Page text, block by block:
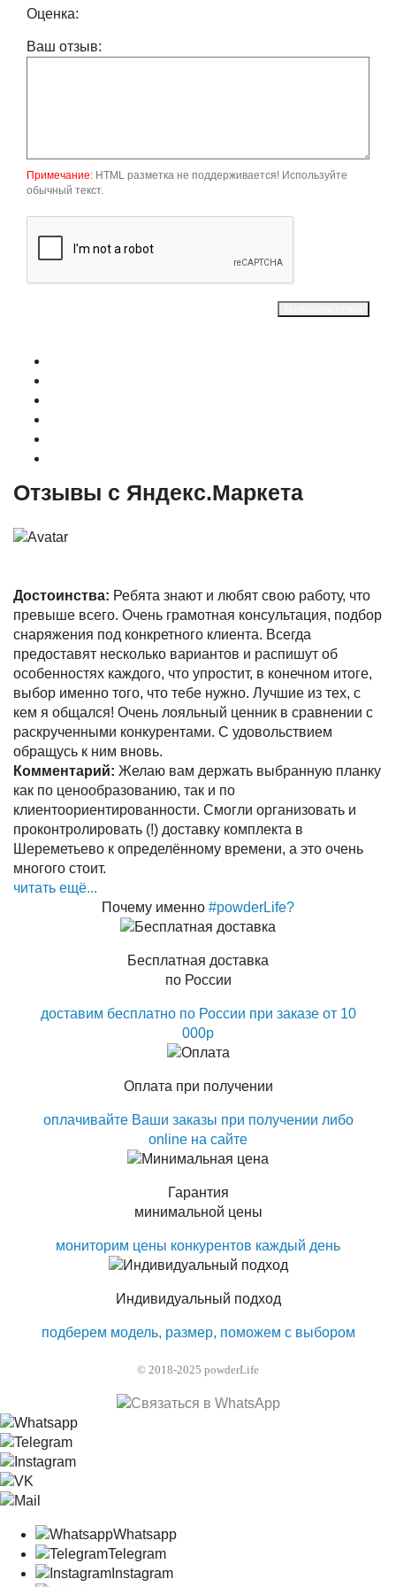
Оценка:
Ваш отзыв:
Примечание: HTML разметка не поддерживается! Используйте
обычный текст.
Отзывы с Яндекс.Маркета
Достоинства: Ребята знают и любят свою работу, что
превыше всего. Очень грамотная консультация, подбор
снаряжения под конкретного клиента. Всегда
предоставят несколько вариантов и распишут об
особенностях каждого, что упростит, в конечном итоге,
выбор именно того, что тебе нужно. Лучшие из тех, с
кем я общался! Очень лояльный ценник в сравнении с
раскрученными конкурентами. С удовольствием
обращусь к ним вновь.
Комментарий: Желаю вам держать выбранную планку
как по ценообразованию, так и по
клиентоориентированности. Смогли организовать и
проконтролировать (!) доставку комплекта в
Шереметьево к определённому времени, а это очень
многого стоит.
читать ещё...
Почему именно #powderLife?
Бесплатная доставка
по России
доставим бесплатно по России при заказе от 10
000р
Оплата при получении
оплачивайте Ваши заказы при получении либо
online на сайте
Гарантия
минимальной цены
мониторим цены конкурентов каждый день
Индивидуальный подход
подберем модель, размер, поможем с выбором
© 2018-2025 powderLife
Whatsapp
Telegram
Instagram